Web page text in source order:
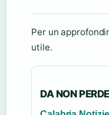
Per un
utile.
DA NON